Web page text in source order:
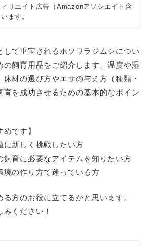
リエイト広告（Amazonアソシエイト含
ます。
して重宝されるホソワラジムシについ
の飼育用品をご紹介します。温度や湿
床材の選び方やエサの与え方（種類・
育を成功させるための基本的なポイン
です】
に新しく挑戦したい方
飼育に必要なアイテムを知りたい方
境の作り方で迷っている方
方のお役に立てるかと思います。
ください！